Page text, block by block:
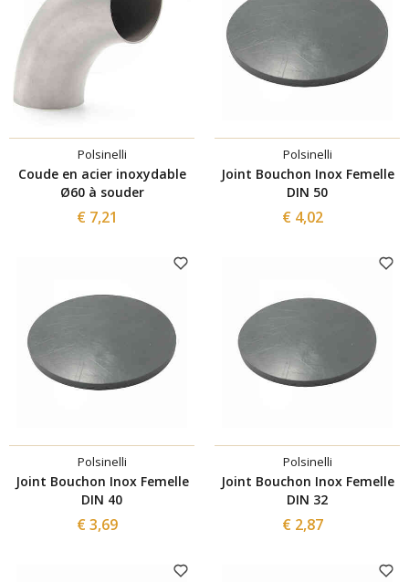
Polsinelli
Coude en acier inoxydable
Ø60 à souder
€ 7,21
Polsinelli
Joint Bouchon Inox Femelle
DIN 50
€ 4,02
Polsinelli
Joint Bouchon Inox Femelle
DIN 40
€ 3,69
Polsinelli
Joint Bouchon Inox Femelle
DIN 32
€ 2,87